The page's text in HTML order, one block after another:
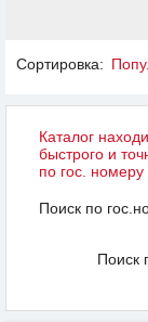
Сортировка:
Каталог
быстрого и
по гос.
Поиск по
Поиск